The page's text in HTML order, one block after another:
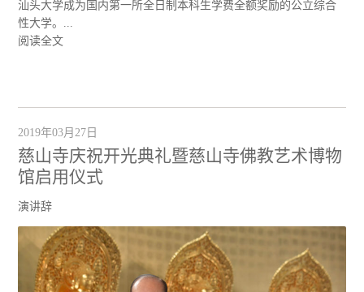
汕头大学成为国内第一所全日制本科生学费全额奖励的公立综合
性大学。...
阅读全文
2019年03月27日
慈山寺庆祝开光典礼暨慈山寺佛教艺术博物
馆启用仪式
演讲辞